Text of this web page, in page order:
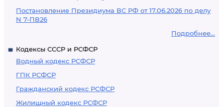
Постановление Президиума ВС РФ от 17.06.2026 по делу
N 7-ПВ26
Подробнее...
Кодексы СССР и РСФСР
Водный кодекс РСФСР
ГПК РСФСР
Гражданский кодекс РСФСР
Жилищный кодекс РСФСР